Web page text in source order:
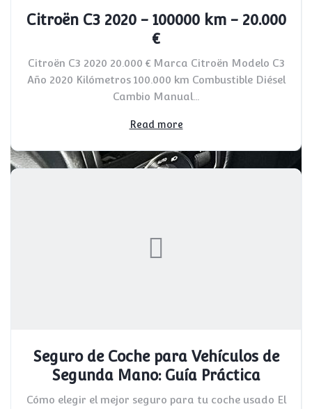
Citroën C3 2020 - 100000 km - 20.000
€
Citroën C3 2020 20.000 € Marca Citroën Modelo C3
Año 2020 Kilómetros 100.000 km Combustible Diésel
Cambio Manual...
Read more
Seguro de Coche para Vehículos de
Segunda Mano: Guía Práctica
Cómo elegir el mejor seguro para tu coche usado El